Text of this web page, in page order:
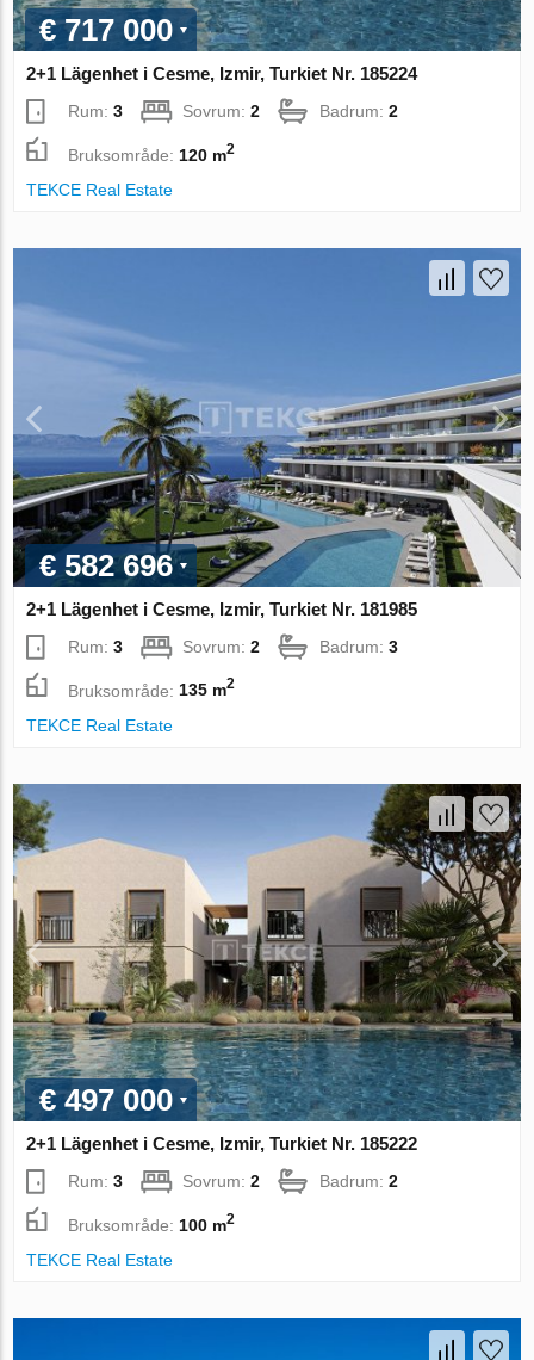
€ 717 000
2+1 Lägenhet i Cesme, Izmir, Turkiet Nr. 185224
Rum:3 Sovrum:2 Badrum:2
Bruksområde: 120 m2
TEKCE Real Estate
€ 582 696
2+1 Lägenhet i Cesme, Izmir, Turkiet Nr. 181985
Rum:3 Sovrum:2 Badrum:3
Bruksområde:135 m2
TEKCE Real Estate
€ 497 000
2+1 Lägenhet i Cesme, Izmir, Turkiet Nr. 185222
Rum:3 Sovrum:2 Badrum:2
Bruksområde: 100 m2
TEKCE Real Estate